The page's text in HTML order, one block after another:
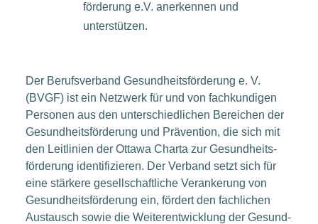
förderung e.V. aner­ken­nen und
unterstützen.
Der Berufs­ver­band Gesund­heits­förderung e. V.
(BVGF) ist ein Netz­werk für und von fach­kun­di­gen
Per­so­nen aus den unter­schied­li­chen Berei­chen der
Gesund­heits­förderung und Prä­ven­ti­on, die sich mit
den Leit­li­ni­en der Otta­wa Char­ta zur Gesund­heits­
förderung iden­ti­fi­zie­ren. Der Ver­band setzt sich für
eine stär­ke­re gesell­schaft­li­che Ver­an­ke­rung von
Gesund­heits­förderung ein, för­dert den fach­li­chen
Aus­tausch sowie die Wei­ter­ent­wick­lung der Gesund­